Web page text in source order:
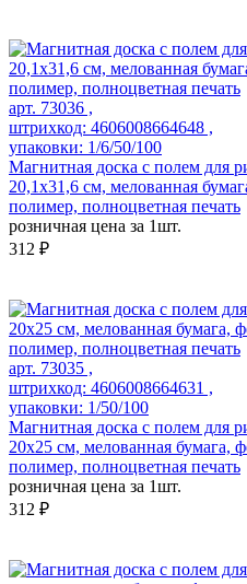
арт. 73036 ,
штрихкод: 4606008664648 ,
упаковки: 1/6/50/100
Магнитная доска c полем для
20,1х31,6 см, мелованная
полимер, полноцветная печать
розничная цена за 1шт.
312 ₽
арт. 73035 ,
штрихкод: 4606008664631 ,
упаковки: 1/50/100
Магнитная доска c полем для
20х25 см, мелованная бумага,
полимер, полноцветная печать
розничная цена за 1шт.
312 ₽